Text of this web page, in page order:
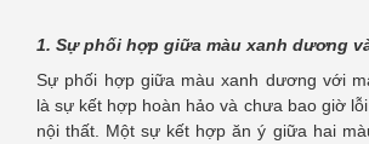
1. Sự phối hợp giữa màu xanh dương
Sự phối hợp giữa màu xanh dương với
là sự kết hợp hoàn hảo và chưa bao giờ
nội thất. Một sự kết hợp ăn ý giữa hai